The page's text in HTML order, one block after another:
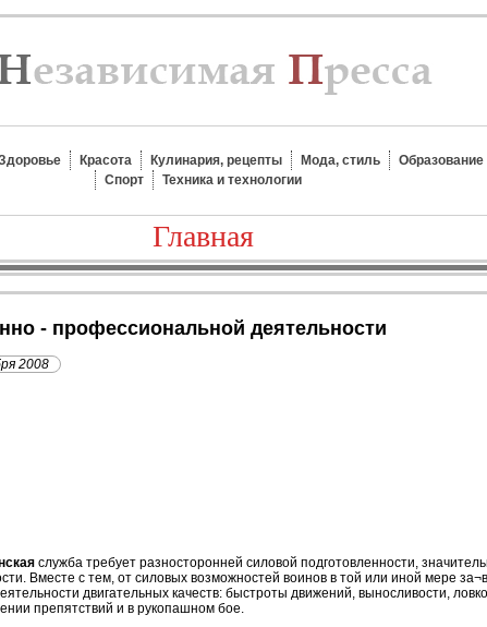
Красота Кулинария, рецепты Мода, стиль Образование
Спорт
Техника и технологии
Главная
- профессиональной деятельности
2008
служба требует разносторонней силовой подготовленности,
Вместе с тем, от силовых возможностей воинов в той или иной мере
двигательных качеств: быстроты движений, выносливости,
препятствий и в рукопашном бое.